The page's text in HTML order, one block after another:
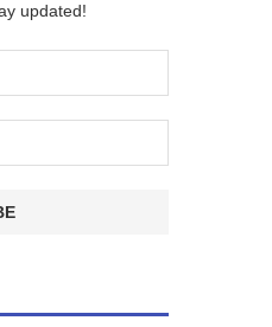
updated!